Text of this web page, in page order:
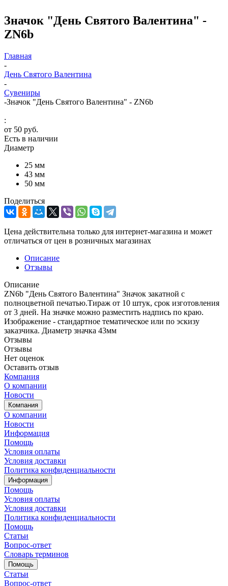
Значок "День Святого Валентина" -
ZN6b
Главная
-
День Святого Валентина
-
Сувениры
-Значок "День Святого Валентина" - ZN6b
:
от 50 руб.
Есть в наличии
Диаметр
25 мм
43 мм
50 мм
Поделиться
Цена действительна только для интернет-магазина и может
отличаться от цен в розничных магазинах
Описание
Отзывы
Описание
ZN6b "День Святого Валентина" Значок закатной с
полноцветной печатью.Тираж от 10 штук, срок изготовления
от 3 дней. На значке можно разместить надпись по краю.
Изображение - стандартное тематическое или по эскизу
заказчика. Диаметр значка 43мм
Отзывы
Отзывы
Нет оценок
Оставить отзыв
Компания
О компании
Новости
Компания
О компании
Новости
Информация
Помощь
Условия оплаты
Условия доставки
Политика конфиденциальности
Информация
Помощь
Условия оплаты
Условия доставки
Политика конфиденциальности
Помощь
Статьи
Вопрос-ответ
Словарь терминов
Помощь
Статьи
Вопрос-ответ